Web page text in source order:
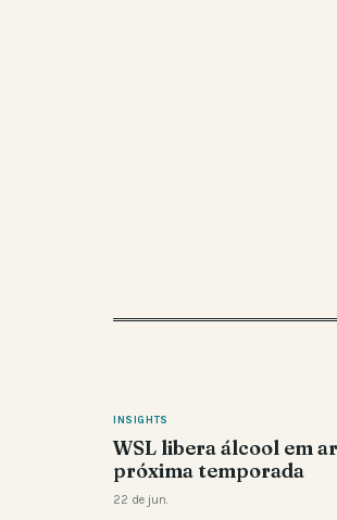
INSIGHTS
WSL libera álcool em
próxima temporada
22 de jun.